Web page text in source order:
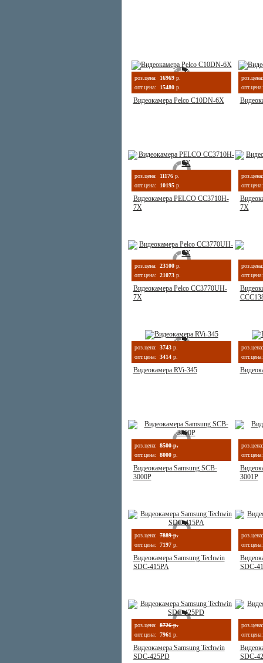
роз.цена: 16969 р.
опт.цена:
15480 р.
Видеокамера Pelco C10DN-6X
роз.цена:
опт.цена:
роз.цена: 11176 р.
опт.цена:
10195 р.
Видеокамера PELCO CC3710H-
7X
роз.цена:
опт.цена:
7X
роз.цена: 23100 р.
опт.цена:
21073 р.
Видеокамера Pelco CC3770UH-
7X
роз.цена:
опт.цена:
роз.цена: 3743 р.
опт.цена:
3414 р.
Видеокамера RVi-345
роз.цена:
опт.цена:
роз.цена: 8500 р.
опт.цена:
8000 р.
Видеокамера Samsung SCB-
3000P
роз.цена:
опт.цена:
3001P
роз.цена: 7889 р.
опт.цена:
7197 р.
Видеокамера Samsung Techwin
SDC-415PA
роз.цена:
опт.цена:
SDC-
роз.цена: 8726 р.
опт.цена:
7961 р.
Видеокамера Samsung Techwin
SDC-425PD
роз.цена:
опт.цена:
SDC-